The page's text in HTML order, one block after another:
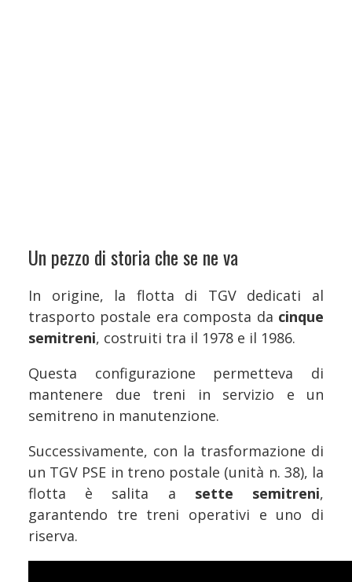
Un pezzo di storia che se ne va
In origine, la flotta di TGV dedicati al
trasporto postale era composta da cinque
semitreni, costruiti tra il 1978 e il 1986.
Questa configurazione permetteva di
mantenere due treni in servizio e un
semitreno in manutenzione.
Successivamente, con la trasformazione di
un TGV PSE in treno postale (unità n. 38), la
flotta è salita a sette semitreni,
garantendo tre treni operativi e uno di
riserva.